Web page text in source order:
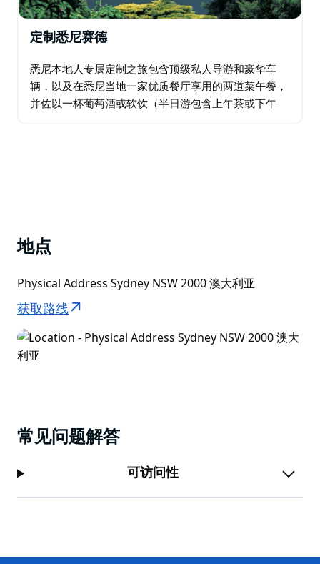
定制悉尼赛德
悉尼本地人专属定制之旅包含顶级私人导游和豪华车
辆，以及在悉尼当地一家优质餐厅享用的两道菜午餐，
并佐以一杯葡萄酒或软饮（半日游包含上午茶或下午
地点
Physical Address Sydney NSW 2000 澳大利亚
获取路线
常见问题解答
可访问性